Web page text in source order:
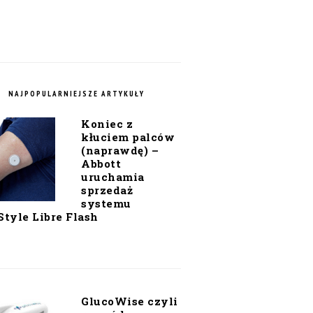
NAJPOPULARNIEJSZE ARTYKUŁY
Koniec z
kłuciem palców
(naprawdę) –
Abbott
uruchamia
sprzedaż
systemu
Libre Flash
GlucoWise czyli